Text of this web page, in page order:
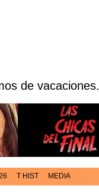
de
T HIST MEDIA